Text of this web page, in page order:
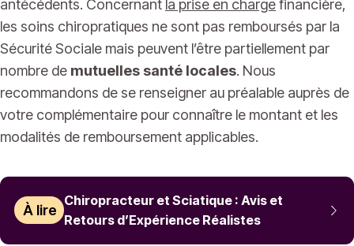
antécédents. Concernant la prise en chargefinancière,
les soins chiropratiques ne sont pas remboursés par la
Sécurité Sociale mais peuvent l’être partiellement par
nombre de mutuelles santé locales. Nous
recommandons de se renseigner au préalable auprès de
votre complémentaire pour connaître le montant et les
modalités de remboursement applicables.
À lire
Chiropracteur et Sciatique : Avis et
Retours d’Expérience Réalistes